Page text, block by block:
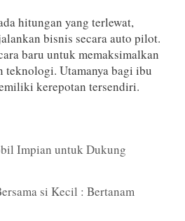
hitungan yang terlewat,
bisnis secara auto pilot.
baru untuk memaksimalkan
teknologi. Utamanya bagi ibu
kerepotan tersendiri.
Impian untuk Dukung
si Kecil : Bertanam